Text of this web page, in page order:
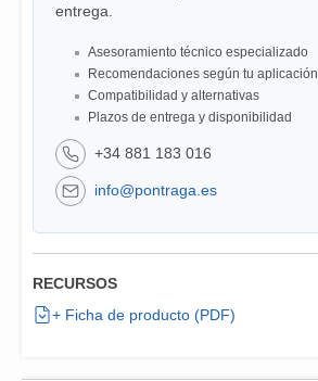
entrega.
Asesoramiento técnico especializado
Recomendaciones según tu aplicación
Compatibilidad y alternativas
Plazos de entrega y disponibilidad
+34 881 183 016
info@pontraga.es
RECURSOS
+ Ficha de producto (PDF)